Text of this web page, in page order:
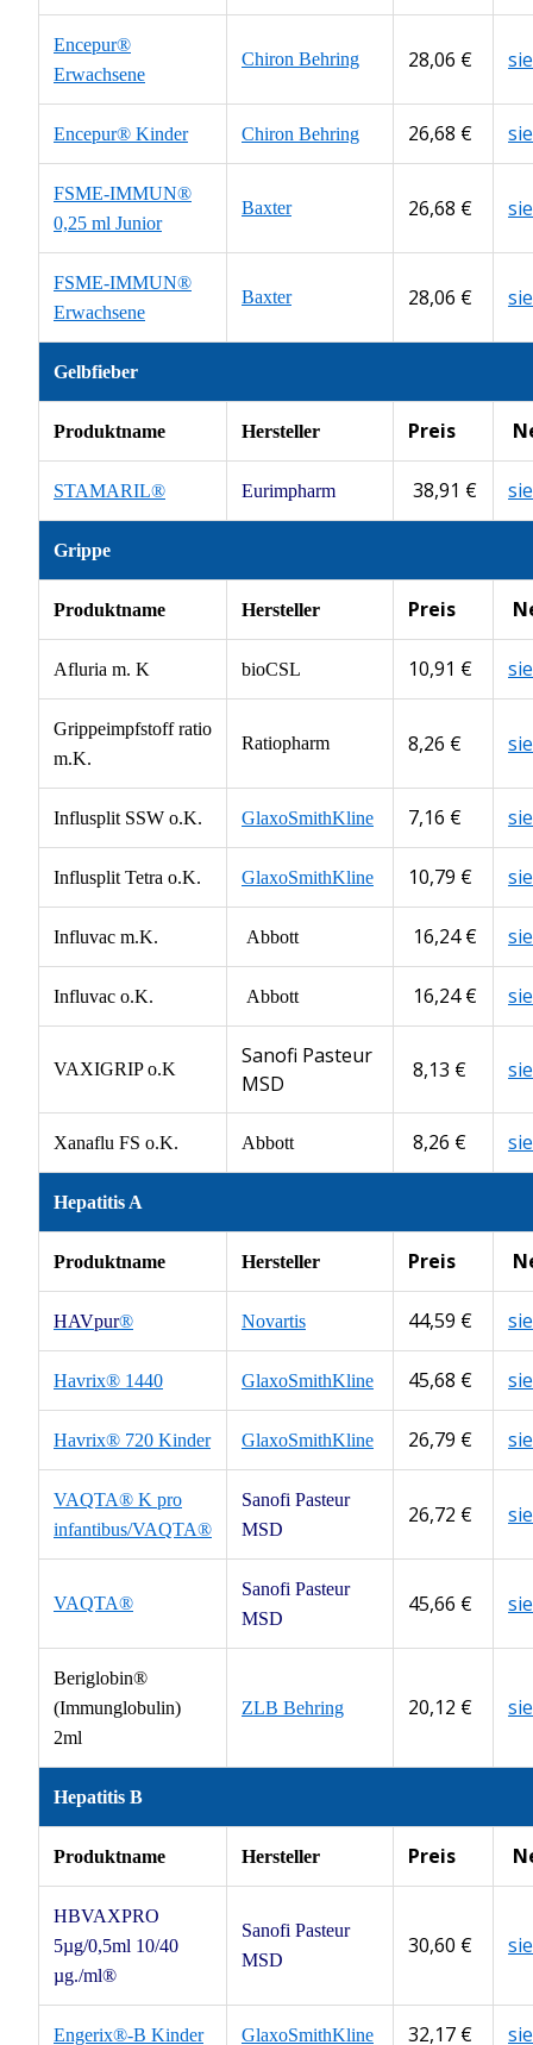
Encepur®
Erwachsene
Chiron Behring 28,06 €
Encepur® Kinder Chiron Behring 26,68 €
FSME-IMMUN®
0,25 ml Junior
Baxter 26,68 €
FSME-IMMUN®
Erwachsene
Baxter 28,06 €
Gelbfieber
Produktname Hersteller Preis
STAMARIL® Eurimpharm 38,91 €
Grippe
Produktname Hersteller Preis
Afluria m. K bioCSL 10,91 €
Grippeimpfstoff ratio
m.K.
Ratiopharm 8,26 €
Influsplit SSW o.K. GlaxoSmithKline 7,16 €
Influsplit Tetra o.K. GlaxoSmithKline 10,79 €
Influvac m.K. Abbott 16,24 €
Influvac o.K. Abbott 16,24 €
VAXIGRIP o.K
Sanofi Pasteur
MSD
8,13 €
Xanaflu FS o.K. Abbott 8,26 €
Hepatitis A
Produktname Hersteller Preis
HAVpur® Novartis 44,59 €
Havrix® 1440 GlaxoSmithKline 45,68 €
Havrix® 720 Kinder GlaxoSmithKline 26,79 €
VAQTA® K pro
infantibus/VAQTA®
Sanofi Pasteur
MSD
26,72 €
VAQTA®
Sanofi Pasteur
MSD
45,66 €
Beriglobin®
(Immunglobulin)
2ml
ZLB Behring 20,12 €
Hepatitis B
Produktname Hersteller Preis
HBVAXPRO
5µg/0,5ml 10/40
µg./ml®
Sanofi Pasteur
MSD
30,60 €
Engerix®-B Kinder GlaxoSmithKline 32,17 €